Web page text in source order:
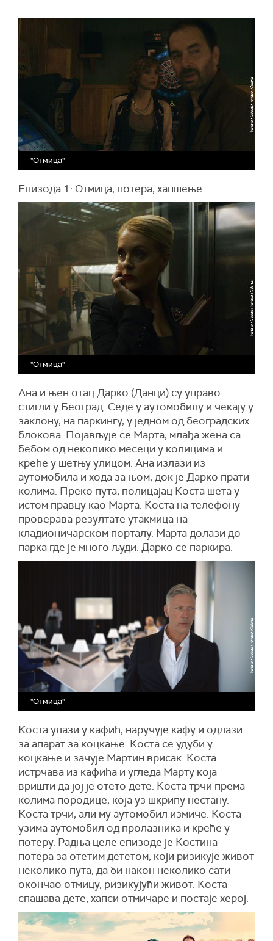
"Отмица"
Епизода 1: Отмица, потера, хапшење
"Отмица"
Ана и њен отац Дарко (Данци) су управо
стигли у Београд. Седе у аутомобилу и чекају у
заклону, на паркингу, у једном од београдских
блокова. Појављује се Марта, млађа жена са
бебом од неколико месеци у колицима и
креће у шетњу улицом. Ана излази из
аутомобила и хода за њом, док је Дарко прати
колима. Преко пута, полицајац Коста шета у
истом правцу као Марта. Коста на телефону
проверава резултате утакмица на
кладионичарском порталу. Марта долази до
парка где је много људи. Дарко се паркира.
"Отмица"
Коста улази у кафић, наручује кафу и одлази
за апарат за коцкање. Коста се удуби у
коцкање и зачује Мартин врисак. Коста
истрчава из кафића и угледа Марту која
вришти да јој је отето дете. Коста трчи према
колима породице, која уз шкрипу нестану.
Коста трчи, али му аутомобил измиче. Коста
узима аутомобил од пролазника и креће у
потеру. Радња целе епизоде је Костина
потера за отетим дететом, који ризикује живот
неколико пута, да би након неколико сати
окончао отмицу, ризикујући живот. Коста
спашава дете, хапси отмичаре и постаје херој.